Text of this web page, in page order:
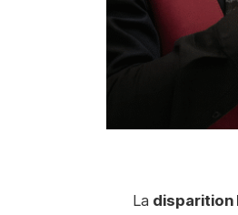
La disparition